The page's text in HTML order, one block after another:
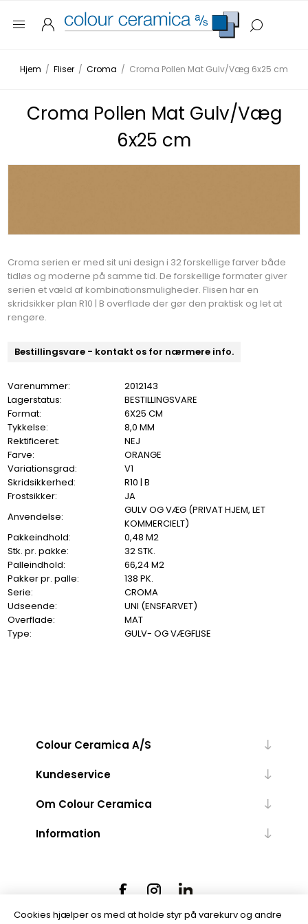
Hjem / Fliser / Croma / Croma Pollen Mat Gulv/Væg 6x25 cm
Croma Pollen Mat Gulv/Væg
6x25 cm
Croma serien er med sit uni design i 32 forskellige farver både
tidløs og moderne på samme tid. De forskellige formater giver
serien et væld af kombinationsmuligheder. Flisen har en
skridsikker plan R10 | B overflade der gør den praktisk og let at
rengøre.
Bestillingsvare - kontakt os for nærmere info.
Varenummer:
2012143
Lagerstatus:
BESTILLINGSVARE
Format:
6X25 CM
Tykkelse:
8,0 MM
Rektificeret:
NEJ
Farve:
ORANGE
Variationsgrad:
V1
Skridsikkerhed:
R10 | B
Frostsikker:
JA
Anvendelse:
GULV OG VÆG (PRIVAT HJEM, LET
KOMMERCIELT)
Pakkeindhold:
0,48 M2
Stk. pr. pakke:
32 STK.
Palleindhold:
66,24 M2
Pakker pr. palle:
138 PK.
Serie:
CROMA
Udseende:
UNI (ENSFARVET)
Overflade:
MAT
Type:
GULV- OG VÆGFLISE
Colour Ceramica A/S
Kundeservice
Om Colour Ceramica
Information
Cookies hjælper os med at holde styr på varekurv og andre